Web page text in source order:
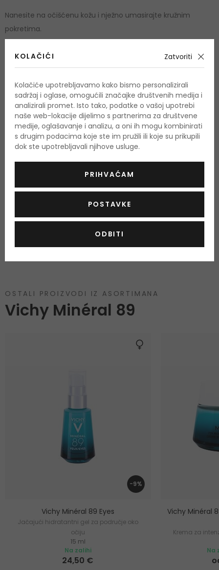
Nanesite na očišćenu kožu i nježno umasirajte kružnim
pokretima.
Količina in sastojci
Aqua / Water - Peg/Ppg/Polybutylene Glycol-8/5/3 Glycerin
- Glycerin - Butylene Glycol - Methyl Gluceth-20 -
Carbomer - Sodium Hyaluronate - Phenoxyethanol -
Caprylyl Glycol - Citric Acid - Biosaccharide Gum-1.
provjerite popis sastojaka navedenih na kupljenom
proizvodu.
Dehidrirana , Osvjetljujući
Tip kože
Za sve vrste kože
OSTALI PROIZVODI IZ ASORTIMANA
Vichy Minéral 89
-9%
Vichy Minéral 89 Eyes
Jačajući hidratantni gel za područje oko
očiju
15 ml
Na zalihi
24,50 €
Vichy Minéral
Krema za
Na
KOLAČIĆI Zatvoriti
Kolačiće upotrebljavamo kako bismo personalizirali
sadržaj i oglase, omogućili značajke društvenih medija i
analizirali promet. Isto tako, podatke o vašoj upotrebi
naše web-lokacije dijelimo s partnerima za društvene
medije, oglašavanje i analizu, a oni ih mogu kombinirati
s drugim podacima koje ste im pružili ili koje su prikupili
dok ste upotrebljavali njihove usluge.
PRIHVAĆAM
POSTAVKE
ODBITI